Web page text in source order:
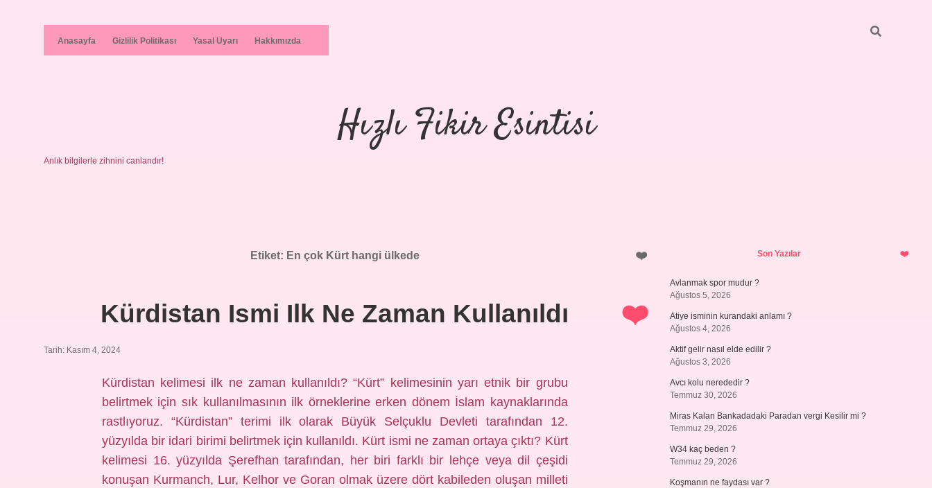
Anasayfa Gizlilik Politikası Yasal Uyarı Hakkımızda
Hızlı Fikir Esintisi
Anlık bilgilerle zihnini canlandır!
Etiket: En çok Kürt hangi ülkede
Kürdistan Ismi Ilk Ne Zaman Kullanıldı
Tarih: Kasım 4, 2024
Kürdistan kelimesi ilk ne zaman kullanıldı? “Kürt” kelimesinin yarı etnik bir grubu
belirtmek için sık kullanılmasının ilk örneklerine erken dönem İslam kaynaklarında
rastlıyoruz. “Kürdistan” terimi ilk olarak Büyük Selçuklu Devleti tarafından 12.
yüzyılda bir idari birimi belirtmek için kullanıldı. Kürt ismi ne zaman ortaya çıktı? Kürt
kelimesi 16. yüzyılda Şerefhan tarafından, her biri farklı bir lehçe veya dil çeşidi
konuşan Kurmanch, Lur, Kelhor ve Goran olmak üzere dört kabileden oluşan milleti
SidebarSon Yazılar
Avlanmak spor mudur ?
Ağustos 5, 2026
Atiye isminin kurandaki anlamı ?
Ağustos 4, 2026
Aktif gelir nasıl elde edilir ?
Ağustos 3, 2026
Avcı kolu nerededir ?
Temmuz 30, 2026
Miras Kalan Bankadadaki Paradan vergi Kesilir mi ?
Temmuz 29, 2026
W34 kaç beden ?
Temmuz 29, 2026
Koşmanın ne faydası var ?